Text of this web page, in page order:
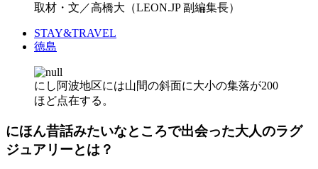
取材・文／高橋大（LEON.JP 副編集長）
STAY&TRAVEL
徳島
にし阿波地区には山間の斜面に大小の集落が200
ほど点在する。
にほん昔話みたいなところで出会った大人のラグ
ジュアリーとは？